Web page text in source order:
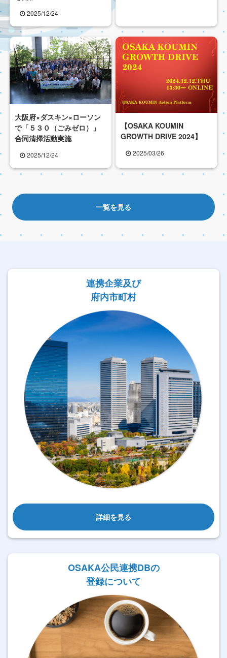
2025/12/24
大阪府×ダスキン×ローソン
で「５３０（ごみゼロ）」
合同清掃活動実施
2025/12/24
【OSAKA KOUMIN
GROWTH DRIVE 2024】
2025/03/26
一覧を見る
連携企業及び
府内市町村
詳細を見る
OSAKA公民連携DBの
登録について